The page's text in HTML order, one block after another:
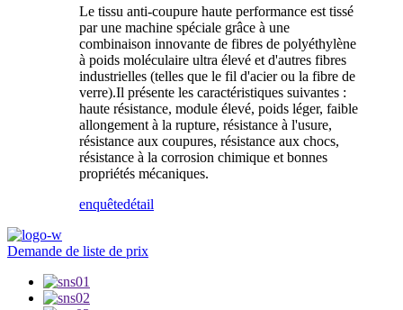
Le tissu anti-coupure haute performance est tissé
par une machine spéciale grâce à une
combinaison innovante de fibres de polyéthylène
à poids moléculaire ultra élevé et d'autres fibres
industrielles (telles que le fil d'acier ou la fibre de
verre).Il présente les caractéristiques suivantes :
haute résistance, module élevé, poids léger, faible
allongement à la rupture, résistance à l'usure,
résistance aux coupures, résistance aux chocs,
résistance à la corrosion chimique et bonnes
propriétés mécaniques.
enquêtedétail
Demande de liste de prix